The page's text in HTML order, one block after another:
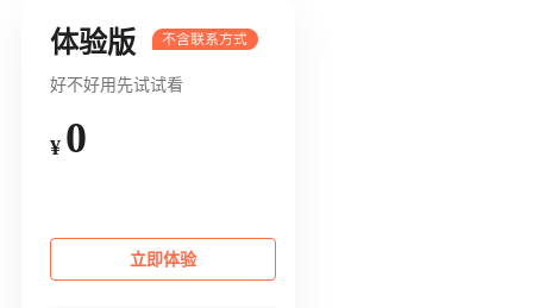
体验版
好不好用先试试看
¥ 0
立即体验